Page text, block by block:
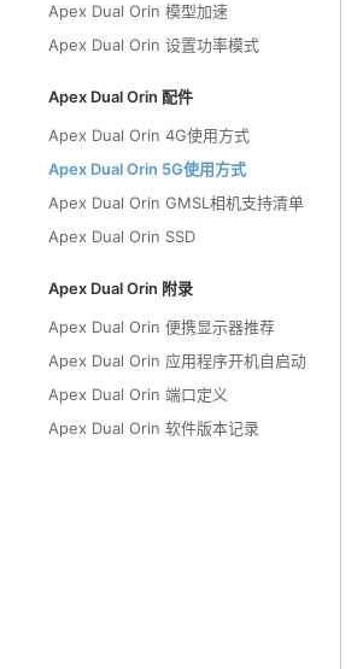
Apex Dual Orin 模型加速
Apex Dual Orin 设置功率模式
Apex Dual Orin 配件
Apex Dual Orin 4G使用方式
Apex Dual Orin 5G使用方式
Apex Dual Orin GMSL相机支持清单
Apex Dual Orin SSD
Apex Dual Orin 附录
Apex Dual Orin 便携显示器推荐
Apex Dual Orin 应用程序开机自启动
Apex Dual Orin 端口定义
Apex Dual Orin 软件版本记录